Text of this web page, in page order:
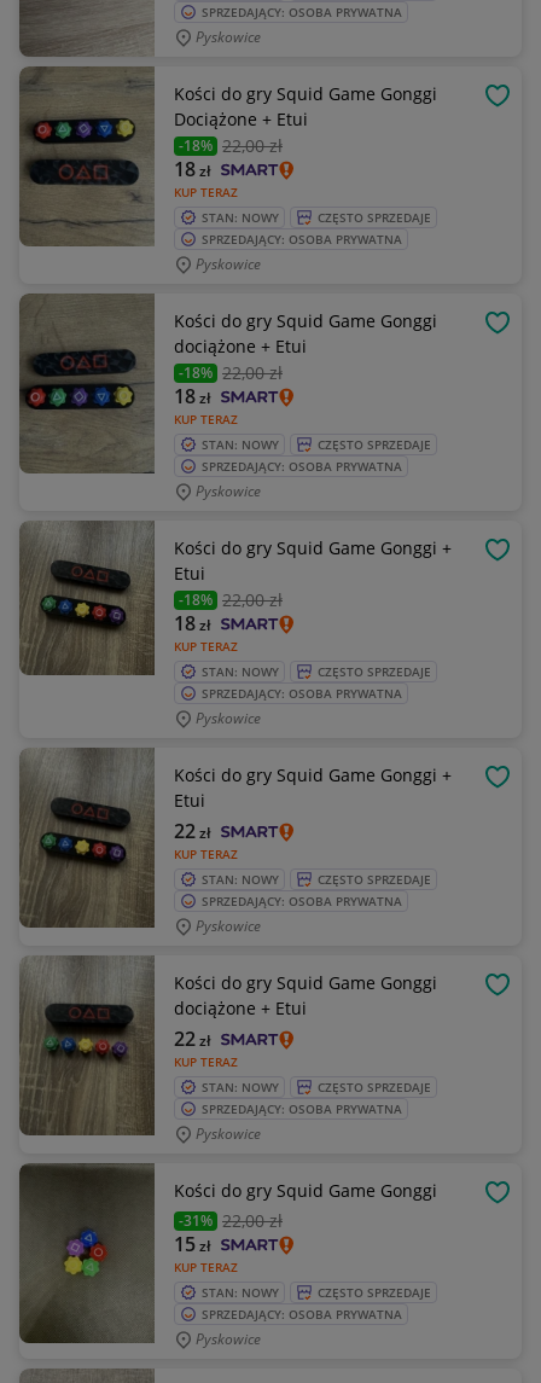
SPRZEDAJĄCY: OSOBA PRYWATNA
Pyskowice
Kości do gry Squid Game Gonggi
Dociążone + Etui
-18% 22,00 zł
KUP TERAZ
18zł
STAN: NOWY
CZĘSTO SPRZEDAJE
SPRZEDAJĄCY: OSOBA PRYWATNA
Pyskowice
Kości do gry Squid Game Gonggi
dociążone + Etui
-18% 22,00 zł
KUP TERAZ
18zł
STAN: NOWY
CZĘSTO SPRZEDAJE
SPRZEDAJĄCY: OSOBA PRYWATNA
Pyskowice
Kości do gry Squid Game Gonggi +
Etui
-18% 22,00 zł
KUP TERAZ
18zł
STAN: NOWY
CZĘSTO SPRZEDAJE
SPRZEDAJĄCY: OSOBA PRYWATNA
Pyskowice
Kości do gry Squid Game Gonggi +
Etui
KUP TERAZ
22zł
STAN: NOWY
CZĘSTO SPRZEDAJE
SPRZEDAJĄCY: OSOBA PRYWATNA
Pyskowice
Kości do gry Squid Game Gonggi
dociążone + Etui
KUP TERAZ
22zł
STAN: NOWY
CZĘSTO SPRZEDAJE
SPRZEDAJĄCY: OSOBA PRYWATNA
Pyskowice
Kości do gry Squid Game Gonggi
-31% 22,00 zł
KUP TERAZ
15zł
STAN: NOWY
CZĘSTO SPRZEDAJE
SPRZEDAJĄCY: OSOBA PRYWATNA
Pyskowice